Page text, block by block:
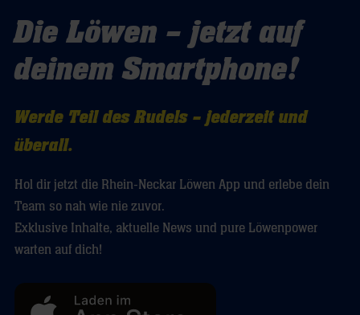
Die Löwen – jetzt auf
deinem Smartphone!
Werde Teil des Rudels – jederzeit und
überall.
Hol dir jetzt die Rhein-Neckar Löwen App und erlebe dein
Team so nah wie nie zuvor.
Exklusive Inhalte, aktuelle News und pure Löwenpower
warten auf dich!